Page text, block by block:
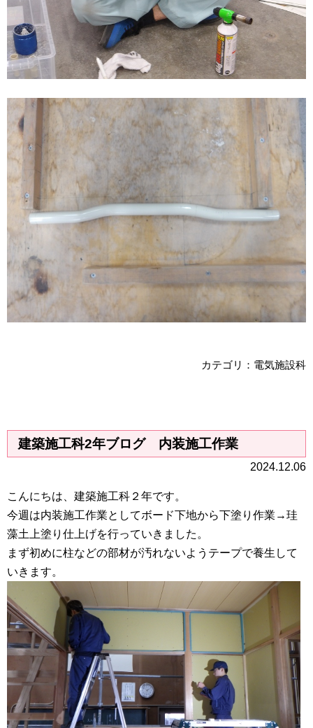
カテゴリ：電気施設科
建築施工科2年ブログ 内装施工作業
2024.12.06
こんにちは、建築施工科２年です。
今週は内装施工作業としてボード下地から下塗り作業→珪
藻土上塗り仕上げを行っていきました。
まず初めに柱などの部材が汚れないようテープで養生して
いきます。